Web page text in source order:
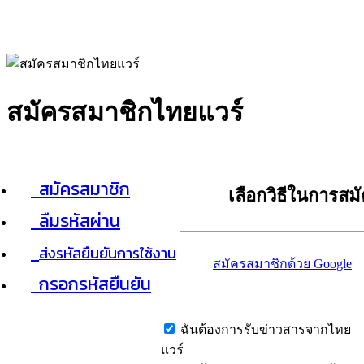
สมัครสมาชิกไทยแวร์
สมัครสมาชิก
ลืมรหัสผ่าน
ส่งรหัสยืนยันการใช้งาน
กรอกรหัสยืนยัน
เลือกวิธีในการส
สมัครสมาชิกด้วย Google
ฉันต้องการรับข่าวสารจากไทย
แวร์